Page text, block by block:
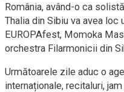
România, având-o ca
Thalia din Sibiu va avea
EUROPAfest, Momoka
orchestra Filarmonicii din
Următoarele zile aduc o
internaționale, recitaluri,